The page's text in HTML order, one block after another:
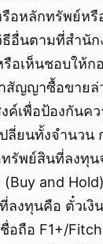
อหลักทรัพย์ห
อื่นตามที่สำนั
อเห็นชอบให้ก
สัญญาซื้อขายล่
ค์เพื่อป้องกันคว
ลี่ยนทั้งจำนวน
รัพย์สินที่ลงทุ
and Hold)
ลงทุนคือ ตั๋วเ
อถือ F1+/